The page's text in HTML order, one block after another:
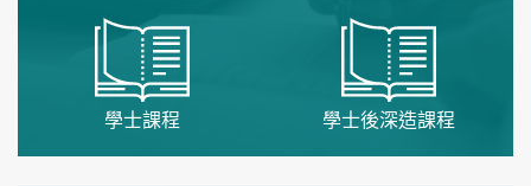
學士課程 學士後深造課程